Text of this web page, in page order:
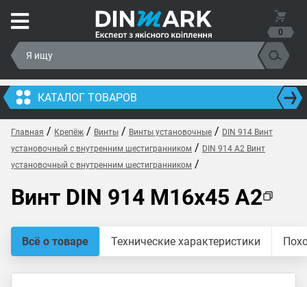
0
КАТАЛОГ ТОВАРОВ
Главная / Крепёж / Винты / Винты установочные / DIN 914 Винт
установочный с внутренним шестигранником / DIN 914 A2 Винт
установочный с внутренним шестигранником /
Винт DIN 914 M16x45 A2
Всё о товаре Технические характеристики